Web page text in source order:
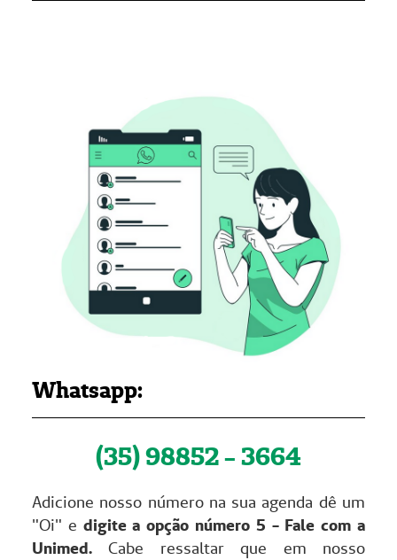
Whatsapp:
(35) 98852 - 3664
Adicione nosso número na sua agenda dê um
"Oi" e digite a opção número 5 - Fale com a
Unimed. Cabe ressaltar que em nosso